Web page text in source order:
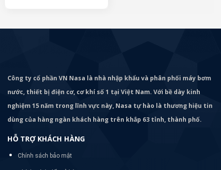
Công ty cổ phần VN Nasa là nhà nhập khẩu và phân phối máy bơm
nước, thiết bị điện cơ, cơ khí số 1 tại Việt Nam. Với bề dày kinh
nghiệm 15 năm trong lĩnh vực này, Nasa tự hào là thương hiệu tin
dùng của hàng ngàn khách hàng trên khắp 63 tỉnh, thành phố.
HỖ TRỢ KHÁCH HÀNG
Chính sách bảo mật